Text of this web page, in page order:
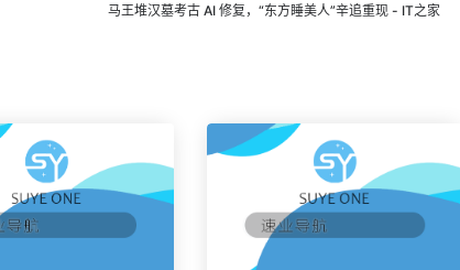
马王堆汉墓考古 AI 修复，“东方睡美人”辛追重现 - IT之家